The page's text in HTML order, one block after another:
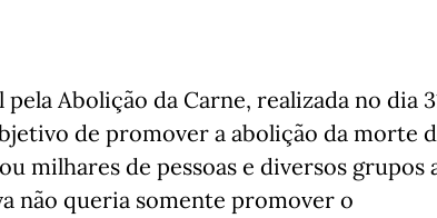
Abolição da Carne, realizada no dia
de promover a abolição da morte
milhares de pessoas e diversos grupos
não queria somente promover o